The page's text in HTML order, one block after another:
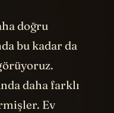
doğru
bu kadar da
daha farklı
Ev